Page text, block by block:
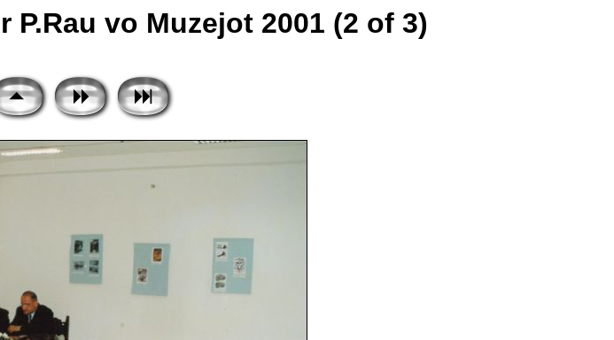
vo Muzejot 2001 (2 of 3)